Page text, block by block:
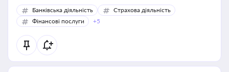
Банківська діяльність
Страхова діяльність
Фінансові послуги
+5